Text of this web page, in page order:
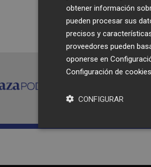
obtener información
pueden procesar sus
precisos y
proveedores pueden
oponerse en
Configuración de cookies
CONFIGURAR